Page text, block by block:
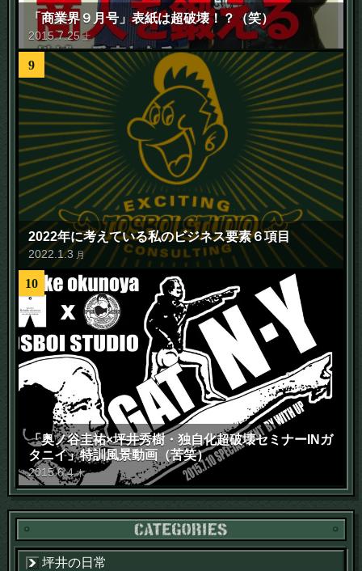
「商業界９月号」表紙は超破壊！？（笑）
2015.7.25 土
9
2022年に考えている私のビジネス要素６項目
2022.1.3 月
10
「奥ノ谷圭祐×坪井秀樹・独自化超破壊セミナーINガ
タニイ」特訓風景動画（苦笑）
2015.6.4 木
坪井の日常